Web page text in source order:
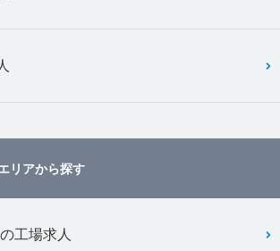
リアから探す
工場求人